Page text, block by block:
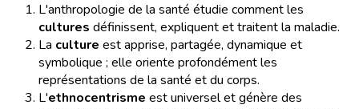
L'anthropologie de la santé étudie comment les
cultures définissent, expliquent et traitent la maladie.
La culture est apprise, partagée, dynamique et
symbolique ; elle oriente profondément les
représentations de la santé et du corps.
L'ethnocentrisme est universel et génère des